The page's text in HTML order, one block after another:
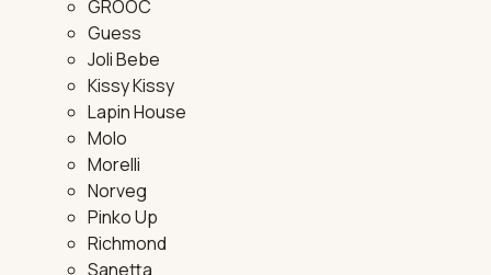
GROOC
Guess
Joli Bebe
Kissy Kissy
Lapin House
Molo
Morelli
Norveg
Pinko Up
Richmond
Sanetta